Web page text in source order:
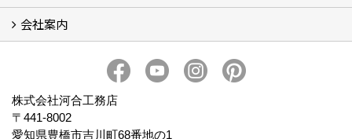
Appetizer(ショールーム)
Appetizer(レンタルスペース)
会社案内
社長 河合智之の想い
求人情報 Recruit
株式会社河合工務店
〒441-8002
愛知県豊橋市吉川町68番地の1